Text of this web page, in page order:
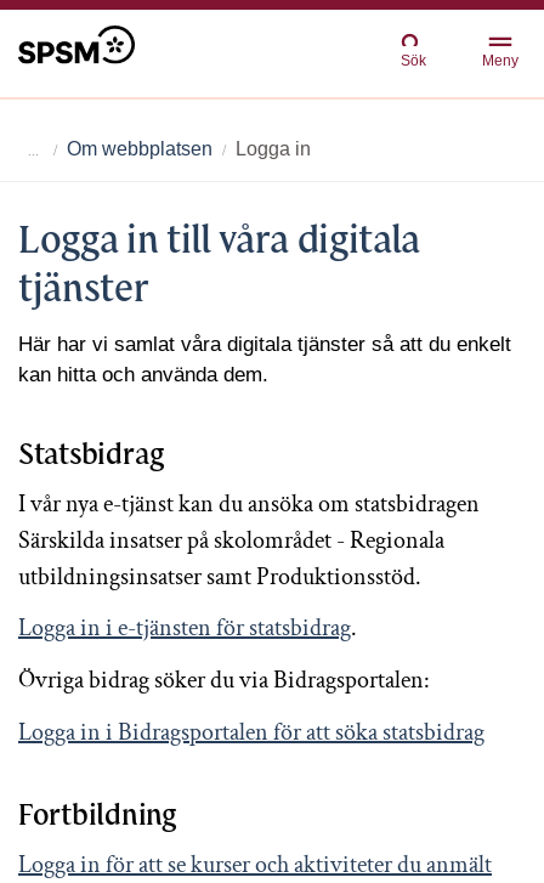
Sök Meny
Om webbplatsen Logga in
Logga in till våra digitala
tjänster
Här har vi samlat våra digitala tjänster så att du enkelt
kan hitta och använda dem.
Statsbidrag
I vår nya e-tjänst kan du ansöka om statsbidragen
Särskilda insatser på skolområdet - Regionala
utbildningsinsatser samt Produktionsstöd.
Logga in i e-tjänsten för statsbidrag.
Övriga bidrag söker du via Bidragsportalen:
Logga in i Bidragsportalen för att söka statsbidrag
Fortbildning
Logga in för att se kurser och aktiviteter du anmält